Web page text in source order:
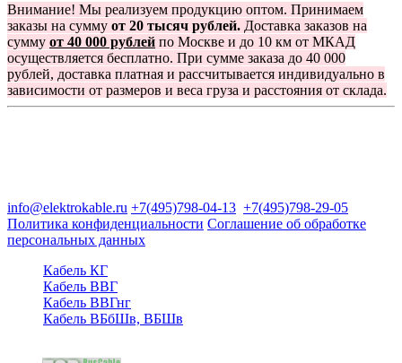
Внимание! Мы реализуем продукцию оптом. Принимаем
заказы на сумму от 20 тысяч рублей. Доставка заказов на
сумму от 40 000 рублей по Москве и до 10 км от МКАД
осуществляется бесплатно. При сумме заказа до 40 000
рублей, доставка платная и рассчитывается индивидуально в
зависимости от размеров и веса груза и расстояния от склада.
info@elektrokable.ru +7(495)798-04-13 +7(495)798-29-05
Политика конфиденциальности Соглашение об обработке
персональных данных
Кабель КГ
Кабель ВВГ
Кабель ВВГнг
Кабель ВБбШв, ВБШв